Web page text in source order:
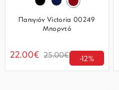
Παπιγιόν Victoria 00249
Μπορντό
22.00€ 25.00€ -12%